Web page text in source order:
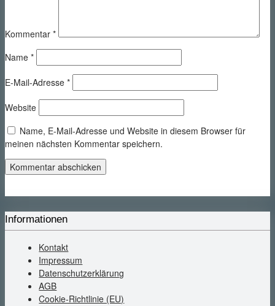
Kommentar *
Name *
E-Mail-Adresse *
Website
Name, E-Mail-Adresse und Website in diesem Browser für
meinen nächsten Kommentar speichern.
Informationen
Kontakt
Impressum
Datenschutzerklärung
AGB
Cookie-Richtlinie (EU)